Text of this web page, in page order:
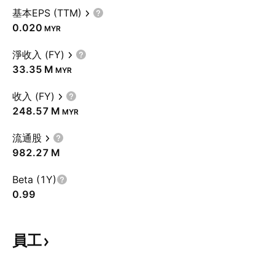
基本EPS (TTM)
0.020 MYR
淨收入 (FY)
‪33.35 M‬ MYR
收入 (FY)
‪248.57 M‬ MYR
流通股
‪982.27 M‬
Beta (1Y)
0.99
員工